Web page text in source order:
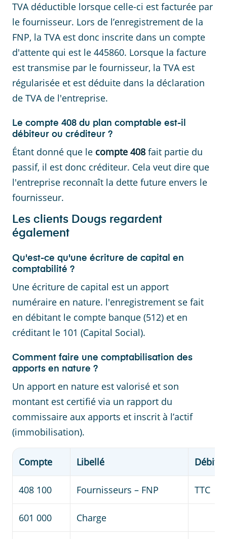
TVA déductible lorsque celle-ci est facturée par
le fournisseur. Lors de l’enregistrement de la
FNP, la TVA est donc inscrite dans un compte
d'attente qui est le 445860. Lorsque la facture
est transmise par le fournisseur, la TVA est
régularisée et est déduite dans la déclaration
de TVA de l'entreprise.
Le compte 408 du plan comptable est-il
débiteur ou créditeur ?
Étant donné que le compte 408 fait partie du
passif, il est donc créditeur. Cela veut dire que
l'entreprise reconnaît la dette future envers le
fournisseur.
Les clients Dougs regardent
également
Qu'est-ce qu'une écriture de capital en
comptabilité ?
Une écriture de capital est un apport
numéraire en nature. l'enregistrement se fait
en débitant le compte banque (512) et en
créditant le 101 (Capital Social).
Comment faire une comptabilisation des
apports en nature ?
Un apport en nature est valorisé et son
montant est certifié via un rapport du
commissaire aux apports et inscrit à l’actif
(immobilisation).
Compte Libellé Débit
408 100 Fournisseurs – FNP TTC
601 000 Charge